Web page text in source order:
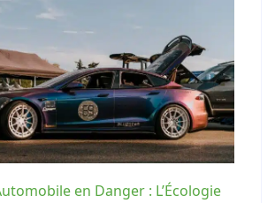
en Danger : L’Écologie